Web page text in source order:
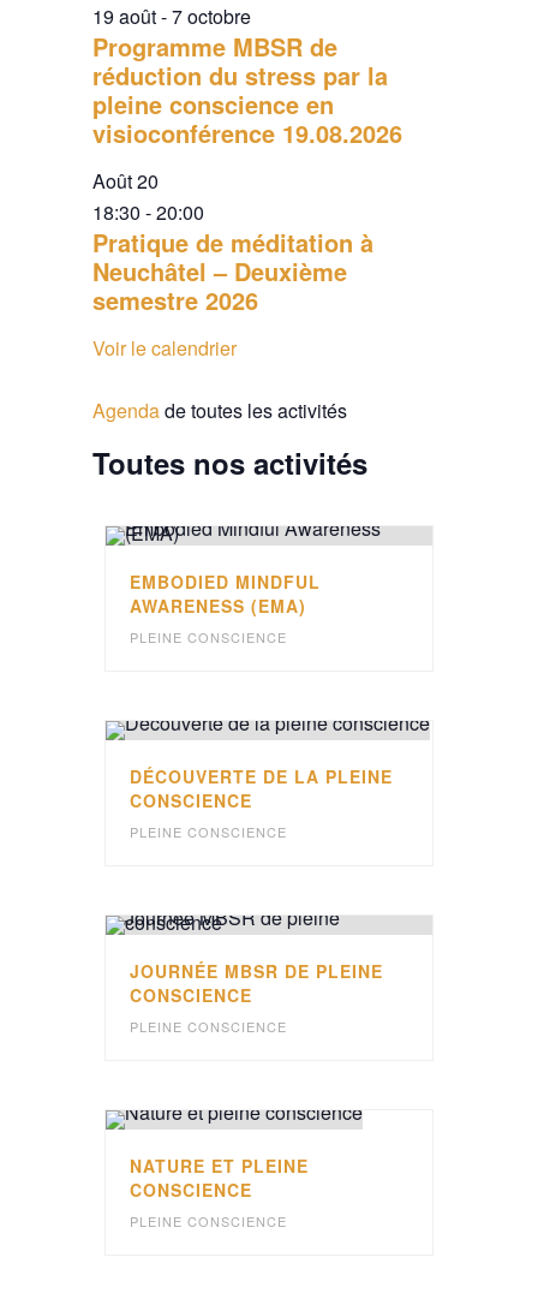
19 août-7 octobre
Programme MBSR de
réduction du stress par la
pleine conscience en
visioconférence 19.08.2026
Août20
18:30 -20:00
Pratique de méditation à
Neuchâtel – Deuxième
semestre 2026
Voir le calendrier
Agendade toutes les activités
Toutes nos activités
EMBODIED MINDFUL
AWARENESS (EMA)
PLEINE CONSCIENCE
DÉCOUVERTE DE LA PLEINE
CONSCIENCE
PLEINE CONSCIENCE
JOURNÉE MBSR DE PLEINE
CONSCIENCE
PLEINE CONSCIENCE
NATURE ET PLEINE
CONSCIENCE
PLEINE CONSCIENCE